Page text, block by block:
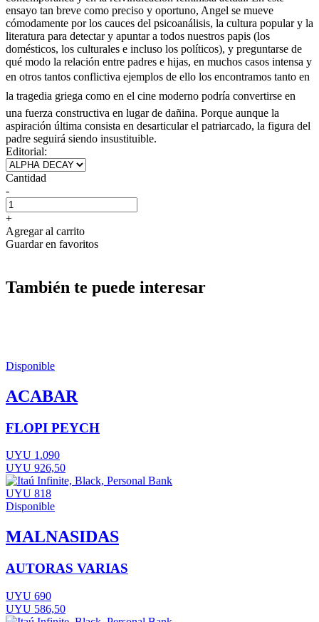
ensayo tan breve como preciso y oportuno, Angel se mueve
cómodamente por los cauces del psicoanálisis, la cultura popular y la
literatura para detectar y apuntar a todos nuestros papis (los
domésticos, los culturales e incluso los políticos), y preguntarse de
qué modo la relación entre padres e hijas, en muchos casos intensa y
en otros tantos conflictiva ejemplos de ello los encontramos tanto en
la tragedia griega como en el cine moderno podría convertirse en
una fuerza constructiva en lugar de dañina. Porque aunque la
aspiración última consista en desarticular el patriarcado, la figura del
padre seguirá siendo insustituible.
Editorial:
Cantidad
-
+
Agregar al carrito
Guardar en favoritos
También te puede interesar
Disponible
ACABAR
FLOPI PEYCH
UYU 1.090
UYU 926,50
UYU 818
Disponible
MALNASIDAS
AUTORAS VARIAS
UYU 690
UYU 586,50